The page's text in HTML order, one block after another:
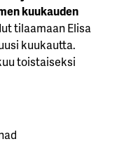
kuukauden
tilaamaan Elisa
kuukautta.
toistaiseksi